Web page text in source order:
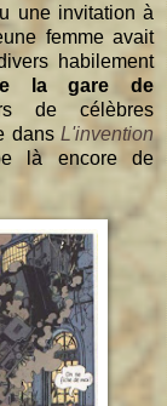
une invitation à
femme avait
habilement
la gare de
de célèbres
dans L'invention
là encore de